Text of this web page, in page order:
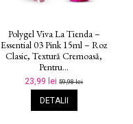
Polygel Viva La Tienda –
Essential 03 Pink 15ml – Roz
Clasic, Textură Cremoasă,
Pentru...
23,99 lei59,98 lei
DETALII